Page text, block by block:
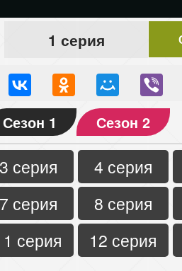
1 серия
Сезон 1 Сезон 2
3 серия
4 серия
7 серия
8 серия
серия 12 серия